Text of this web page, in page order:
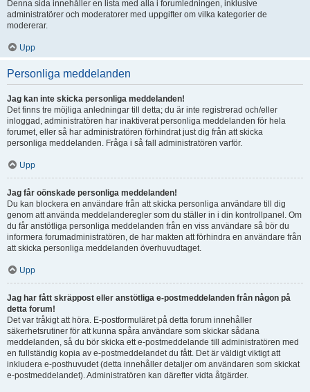
Denna sida innehåller en lista med alla i forumledningen, inklusive
administratörer och moderatorer med uppgifter om vilka kategorier de
modererar.
Upp
Personliga meddelanden
Jag kan inte skicka personliga meddelanden!
Det finns tre möjliga anledningar till detta; du är inte registrerad och/eller
inloggad, administratören har inaktiverat personliga meddelanden för hela
forumet, eller så har administratören förhindrat just dig från att skicka
personliga meddelanden. Fråga i så fall administratören varför.
Upp
Jag får oönskade personliga meddelanden!
Du kan blockera en användare från att skicka personliga användare till dig
genom att använda meddelanderegler som du ställer in i din kontrollpanel. Om
du får anstötliga personliga meddelanden från en viss användare så bör du
informera forumadministratören, de har makten att förhindra en användare från
att skicka personliga meddelanden överhuvudtaget.
Upp
Jag har fått skräppost eller anstötliga e-postmeddelanden från någon på
detta forum!
Det var tråkigt att höra. E-postformuläret på detta forum innehåller
säkerhetsrutiner för att kunna spåra användare som skickar sådana
meddelanden, så du bör skicka ett e-postmeddelande till administratören med
en fullständig kopia av e-postmeddelandet du fått. Det är väldigt viktigt att
inkludera e-posthuvudet (detta innehåller detaljer om användaren som skickat
e-postmeddelandet). Administratören kan därefter vidta åtgärder.